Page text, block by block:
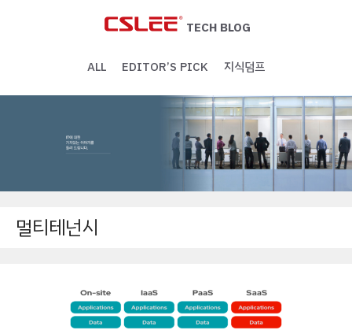
TECH BLOG
ALL EDITOR’S PICK 지식덤프
멀티테넌시